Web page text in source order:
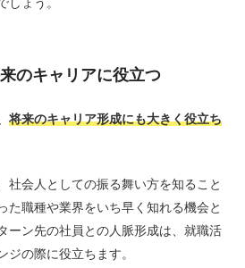
のキャリアに役立つ
将来のキャリア形成にも大きく役立ち
社会人としての振る舞い方を知ること
た職種や業界をいち早く知れる機会と
ーン先の社員との人脈形成は、就職活
ジの際に役立ちます。